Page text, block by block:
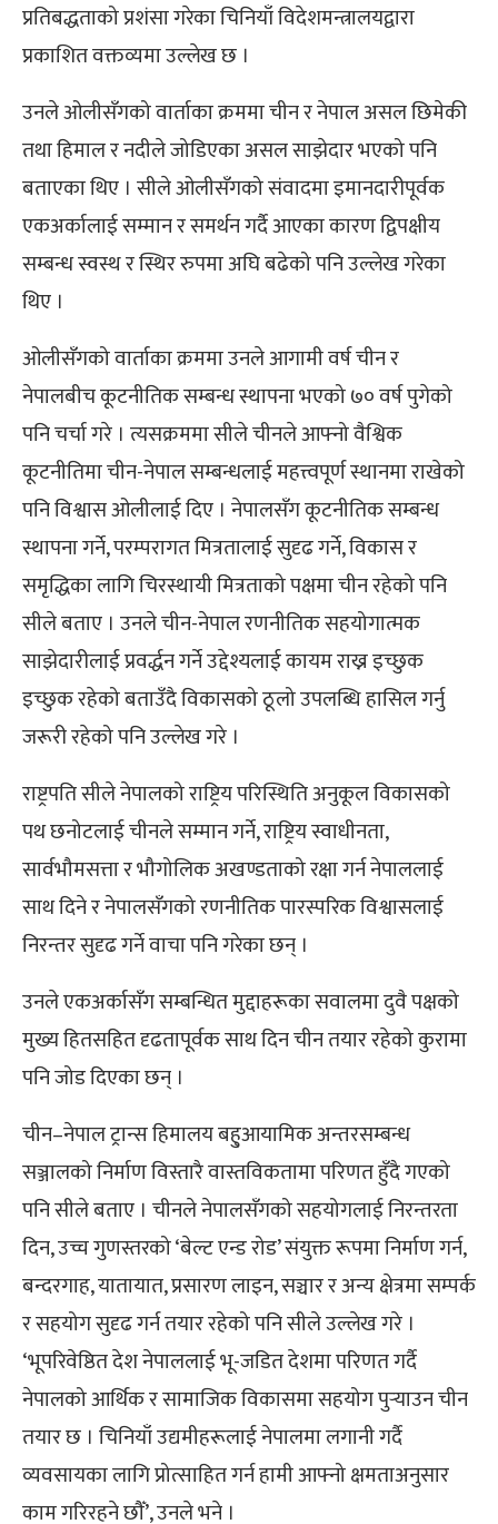
प्रतिबद्धताको प्रशंसा गरेका चिनियाँ विदेशमन्त्रालयद्वारा
प्रकाशित वक्तव्यमा उल्लेख छ ।
उनले ओलीसँगको वार्ताका क्रममा चीन र नेपाल असल छिमेकी
तथा हिमाल र नदीले जोडिएका असल साझेदार भएको पनि
बताएका थिए । सीले ओलीसँगको संवादमा इमानदारीपूर्वक
एकअर्कालाई सम्मान र समर्थन गर्दै आएका कारण द्विपक्षीय
सम्बन्ध स्वस्थ र स्थिर रुपमा अघि बढेको पनि उल्लेख गरेका
थिए ।
ओलीसँगको वार्ताका क्रममा उनले आगामी वर्ष चीन र
नेपालबीच कूटनीतिक सम्बन्ध स्थापना भएको ७० वर्ष पुगेको
पनि चर्चा गरे । त्यसक्रममा सीले चीनले आफ्नो वैश्विक
कूटनीतिमा चीन-नेपाल सम्बन्धलाई महत्त्वपूर्ण स्थानमा राखेको
पनि विश्वास ओलीलाई दिए । नेपालसँग कूटनीतिक सम्बन्ध
स्थापना गर्ने, परम्परागत मित्रतालाई सुदृढ गर्ने, विकास र
समृद्धिका लागि चिरस्थायी मित्रताको पक्षमा चीन रहेको पनि
सीले बताए । उनले चीन-नेपाल रणनीतिक सहयोगात्मक
साझेदारीलाई प्रवर्द्धन गर्ने उद्देश्यलाई कायम राख्न इच्छुक
इच्छुक रहेको बताउँदै विकासको ठूलो उपलब्धि हासिल गर्नु
जरूरी रहेको पनि उल्लेख गरे ।
राष्ट्रपति सीले नेपालको राष्ट्रिय परिस्थिति अनुकूल विकासको
पथ छनोटलाई चीनले सम्मान गर्ने, राष्ट्रिय स्वाधीनता,
सार्वभौमसत्ता र भौगोलिक अखण्डताको रक्षा गर्न नेपाललाई
साथ दिने र नेपालसँगको रणनीतिक पारस्परिक विश्वासलाई
निरन्तर सुदृढ गर्ने वाचा पनि गरेका छन् ।
उनले एकअर्कासँग सम्बन्धित मुद्दाहरूका सवालमा दुवै पक्षको
मुख्य हितसहित दृढतापूर्वक साथ दिन चीन तयार रहेको कुरामा
पनि जोड दिएका छन् ।
चीन–नेपाल ट्रान्स हिमालय बहु्आयामिक अन्तरसम्बन्ध
सञ्जालको निर्माण विस्तारै वास्तविकतामा परिणत हुँदै गएको
पनि सीले बताए । चीनले नेपालसँगको सहयोगलाई निरन्तरता
दिन, उच्च गुणस्तरको ‘बेल्ट एन्ड रोड’ संयुक्त रूपमा निर्माण गर्न,
बन्दरगाह, यातायात, प्रसारण लाइन, सञ्चार र अन्य क्षेत्रमा सम्पर्क
र सहयोग सुदृढ गर्न तयार रहेको पनि सीले उल्लेख गरे ।
‘भूपरिवेष्ठित देश नेपाललाई भू-जडित देशमा परिणत गर्दै
नेपालको आर्थिक र सामाजिक विकासमा सहयोग पुर्‍याउन चीन
तयार छ । चिनियाँ उद्यमीहरूलाई नेपालमा लगानी गर्दै
व्यवसायका लागि प्रोत्साहित गर्न हामी आफ्नो क्षमताअनुसार
काम गरिरहने छौँ’, उनले भने ।